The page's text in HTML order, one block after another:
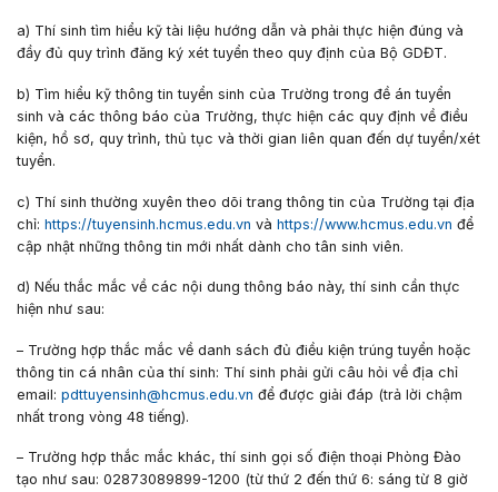
a) Thí sinh tìm hiểu kỹ tài liệu hướng dẫn và phải thực hiện đúng và
đầy đủ quy trình đăng ký xét tuyển theo quy định của Bộ GDĐT.
b) Tìm hiểu kỹ thông tin tuyển sinh của Trường trong đề án tuyển
sinh và các thông báo của Trường, thực hiện các quy định về điều
kiện, hồ sơ, quy trình, thủ tục và thời gian liên quan đến dự tuyển/xét
tuyển.
c) Thí sinh thường xuyên theo dõi trang thông tin của Trường tại địa
chỉ: https://tuyensinh.hcmus.edu.vn và https://www.hcmus.edu.vn để
cập nhật những thông tin mới nhất dành cho tân sinh viên.
d) Nếu thắc mắc về các nội dung thông báo này, thí sinh cần thực
hiện như sau:
– Trường hợp thắc mắc về danh sách đủ điều kiện trúng tuyển hoặc
thông tin cá nhân của thí sinh: Thí sinh phải gửi câu hỏi về địa chỉ
email: pdttuyensinh@hcmus.edu.vn để được giải đáp (trả lời chậm
nhất trong vòng 48 tiếng).
– Trường hợp thắc mắc khác, thí sinh gọi số điện thoại Phòng Đào
tạo như sau: 02873089899-1200 (từ thứ 2 đến thứ 6: sáng từ 8 giờ